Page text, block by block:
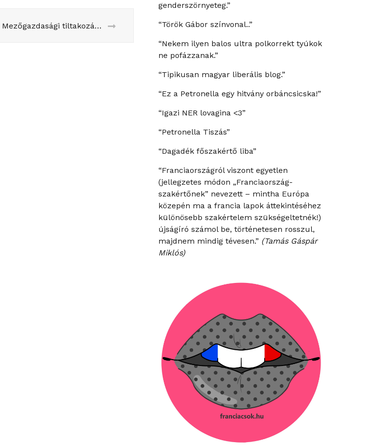
Mezőgazdasági tiltakozások, migrációs törvény, Marine Le Pen: a Reptér podcast kérdezett
genderszörnyeteg.”
“Török Gábor színvonal..”
“Nekem ilyen balos ultra polkorrekt tyúkok
ne pofázzanak.”
“Tipikusan magyar liberális blog.”
“Ez a Petronella egy hitvány orbáncsicska!”
“Igazi NER lovagina <3”
“Petronella Tiszás”
“Dagadék főszakértő liba”
“Franciaországról viszont egyetlen
(jellegzetes módon „Franciaország-
szakértőnek” nevezett – mintha Európa
közepén ma a francia lapok áttekintéséhez
különösebb szakértelem szükségeltetnék!)
újságíró számol be, történetesen rosszul,
majdnem mindig tévesen.” (Tamás Gáspár
Miklós)